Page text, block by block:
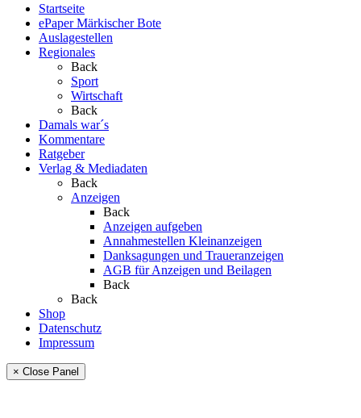
Startseite
ePaper Märkischer Bote
Auslagestellen
Regionales
Back
Sport
Wirtschaft
Back
Damals war´s
Kommentare
Ratgeber
Verlag & Mediadaten
Back
Anzeigen
Back
Anzeigen aufgeben
Annahmestellen Kleinanzeigen
Danksagungen und Traueranzeigen
AGB für Anzeigen und Beilagen
Back
Back
Shop
Datenschutz
Impressum
× Close Panel